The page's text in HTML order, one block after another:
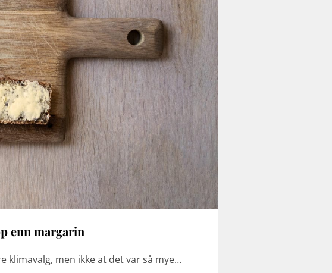
enn margarin
klimavalg, men ikke at det var så mye…